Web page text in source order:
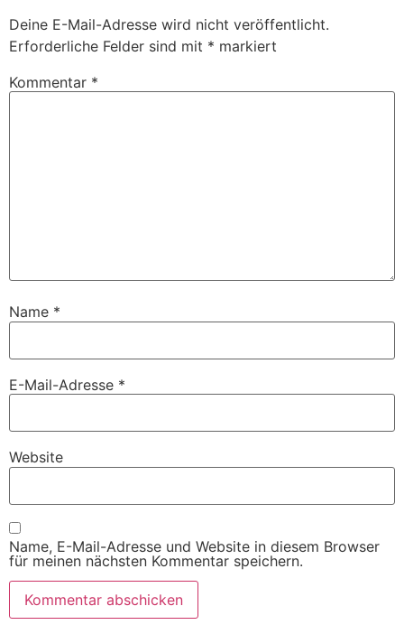
Deine E-Mail-Adresse wird nicht veröffentlicht.
Erforderliche Felder sind mit * markiert
Kommentar *
Name *
E-Mail-Adresse *
Website
Name, E-Mail-Adresse und Website in diesem Browser
für meinen nächsten Kommentar speichern.